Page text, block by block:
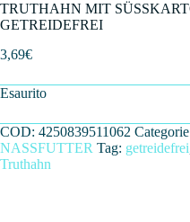
TRUTHAHN MIT
GETREIDEFREI
3,69€
Esaurito
COD: 4250839511062
NASSFUTTER Tag: getreidefrei
Truthahn